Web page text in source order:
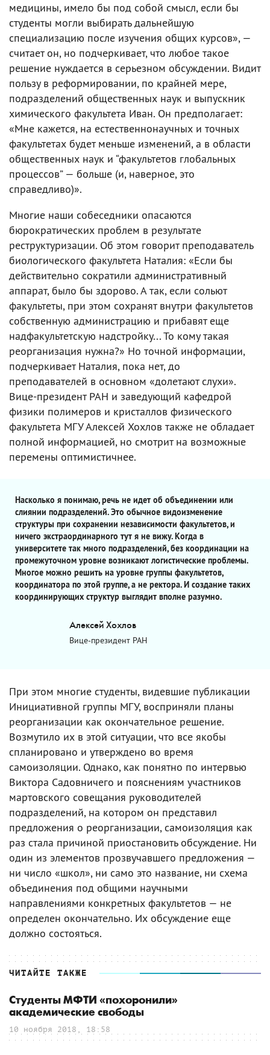
медицины, имело бы под собой смысл, если бы
студенты могли выбирать дальнейшую
специализацию после изучения общих курсов», —
считает он, но подчеркивает, что любое такое
решение нуждается в серьезном обсуждении. Видит
пользу в реформировании, по крайней мере,
подразделений общественных наук и выпускник
химического факультета Иван. Он предполагает:
«Мне кажется, на естественнонаучных и точных
факультетах будет меньше изменений, а в области
общественных наук и “факультетов глобальных
процессов” — больше (и, наверное, это
справедливо)».
Многие наши собеседники опасаются
бюрократических проблем в результате
реструктуризации. Об этом говорит преподаватель
биологического факультета Наталия: «Если бы
действительно сократили административный
аппарат, было бы здорово. А так, если сольют
факультеты, при этом сохранят внутри факультетов
собственную администрацию и прибавят еще
надфакультетскую надстройку... То кому такая
реорганизация нужна?» Но точной информации,
подчеркивает Наталия, пока нет, до
преподавателей в основном «долетают слухи».
Вице-президент РАН и заведующий кафедрой
физики полимеров и кристаллов физического
факультета МГУ Алексей Хохлов также не обладает
полной информацией, но смотрит на возможные
перемены оптимистичнее.
Насколько я понимаю, речь не идет об объединении или
слиянии подразделений. Это обычное видоизменение
структуры при сохранении независимости факультетов, и
ничего экстраординарного тут я не вижу. Когда в
университете так много подразделений, без координации на
промежуточном уровне возникают логистические проблемы.
Многое можно решить на уровне группы факультетов,
координатора по этой группе, а не ректора. И создание таких
координирующих структур выглядит вполне разумно.
Алексей Хохлов
Вице-президент РАН
При этом многие студенты, видевшие публикации
Инициативной группы МГУ, восприняли планы
реорганизации как окончательное решение.
Возмутило их в этой ситуации, что все якобы
спланировано и утверждено во время
самоизоляции. Однако, как понятно по интервью
Виктора Садовничего и пояснениям участников
мартовского совещания руководителей
подразделений, на котором он представил
предложения о реорганизации, самоизоляция как
раз стала причиной приостановить обсуждение. Ни
один из элементов прозвучавшего предложения —
ни число «школ», ни само это название, ни схема
объединения под общими научными
направлениями конкретных факультетов — не
определен окончательно. Их обсуждение еще
должно состояться.
ЧИТАЙТЕ ТАКЖЕ
Студенты МФТИ «похоронили»
академические свободы
10 ноября 2018, 18:58